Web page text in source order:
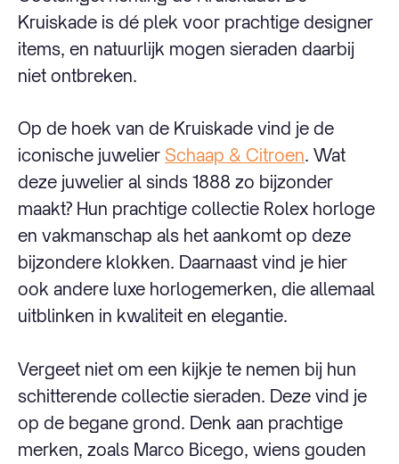
Kruiskade is dé plek voor prachtige designer
items, en natuurlijk mogen sieraden daarbij
niet ontbreken.
Op de hoek van de Kruiskade vind je de
iconische juwelier Schaap & Citroen. Wat
deze juwelier al sinds 1888 zo bijzonder
maakt? Hun prachtige collectie Rolex horloge
en vakmanschap als het aankomt op deze
bijzondere klokken. Daarnaast vind je hier
ook andere luxe horlogemerken, die allemaal
uitblinken in kwaliteit en elegantie.
Vergeet niet om een kijkje te nemen bij hun
schitterende collectie sieraden. Deze vind je
op de begane grond. Denk aan prachtige
merken, zoals Marco Bicego, wiens gouden